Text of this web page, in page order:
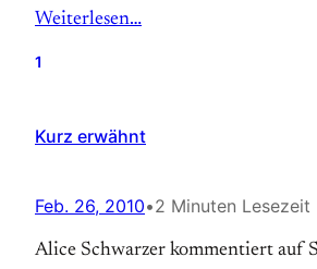
Weiterlesen…
1
Kurz erwähnt
Feb. 26, 2010•2 Minuten Lesezeit
Alice Schwarzer kommentiert auf